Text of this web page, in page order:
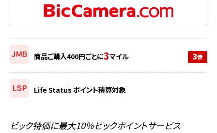
商品ご購入400円ごとに3マイル
Life Status ポイント積算対象
ビック特価に最大10％ビックポイントサービス